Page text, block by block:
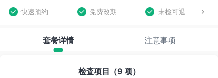
快速预约 免费改期 未检可退
套餐详情 注意事项
检查项目（9 项）